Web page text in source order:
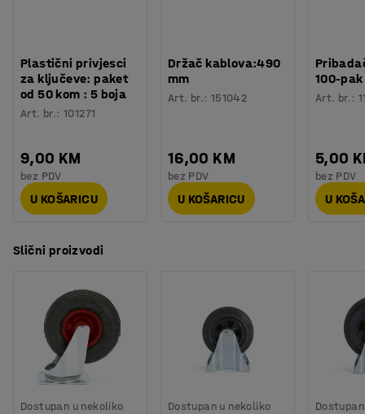
Plastični privjesci
za ključeve: paket
od 50 kom : 5 boja
Art. br.:101271
9,00 KM
bez PDV
U KOŠARICU
Držač kablova:490
mm
Art. br.: 151042
16,00 KM
bez PDV
U KOŠARICU
100-pak
Art. br.:
5,00
bez PDV
U
Slični proizvodi
Dostupan u nekoliko
Dostupan u nekoliko